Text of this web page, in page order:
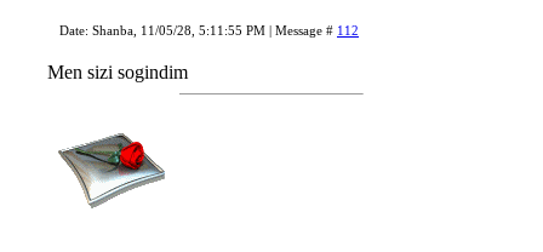
Date: Shanba, 11/05/28, 5:11:55 PM | Message # 112
Men sizi sogindim